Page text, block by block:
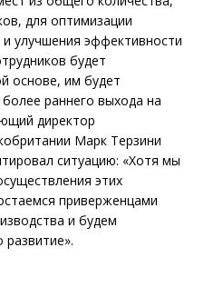
для оптимизации
улучшения эффективности
будет
основе, им будет
раннего выхода на
директор
Марк Терзини
ситуацию: «Хотя мы
этих
приверженцами
и будем